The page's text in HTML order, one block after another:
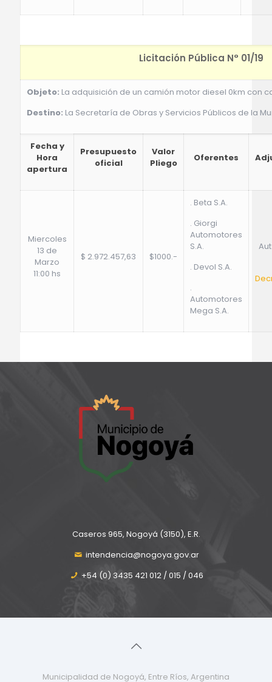
Licitación Pública N° 01/19
Objeto: La adquisición de un camión motor diesel 0km con
Destino: La Secretaría de Obras y Servicios Públicos de la
Fecha y
Hora
apertura
Presupuesto
oficial
Valor
Pliego
Oferentes
Miercoles
13 de
Marzo
11:00 hs
$ 2.972.457,63 $1000.-
. Beta S.A.
. Giorgi
Automotores
S.A.
. Devol S.A.
.
Automotores
Mega S.A.
Caseros 965, Nogoyá (3150), E.R.
intendencia@nogoya.gov.ar
+54 (0) 3435 421 012 / 015 / 046
Municipalidad de Nogoyá, Entre Ríos, Argentina